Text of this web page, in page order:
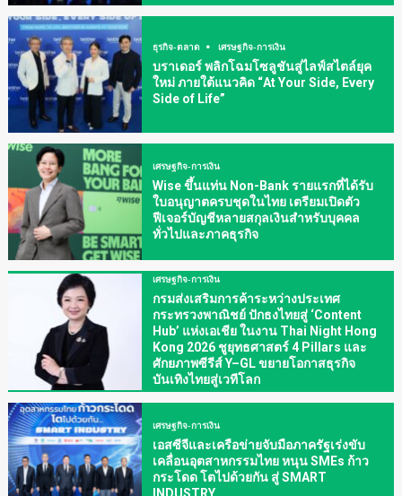
ธุรกิจ-ตลาด เศรษฐกิจ-การเงิน
บราเดอร์ พลิกโฉมโซลูชันสู่ไลฟ์สไตล์ยุค
ใหม่ ภายใต้แนวคิด “At Your Side, Every
Side of Life”
เศรษฐกิจ-การเงิน
Wise ขึ้นแท่น Non-Bank รายแรกที่ได้รับ
ใบอนุญาตครบชุดในไทย เตรียมเปิดตัว
ฟีเจอร์บัญชีหลายสกุลเงินสำหรับบุคคล
ทั่วไปและภาคธุรกิจ
เศรษฐกิจ-การเงิน
กรมส่งเสริมการค้าระหว่างประเทศ
กระทรวงพาณิชย์ ปักธงไทยสู่ ‘Content
Hub’ แห่งเอเชีย ในงาน Thai Night Hong
Kong 2026 ชูยุทธศาสตร์ 4 Pillars และ
ศักยภาพซีรีส์ Y–GL ขยายโอกาสธุรกิจ
บันเทิงไทยสู่เวทีโลก
เศรษฐกิจ-การเงิน
เอสซีจีและเครือข่ายจับมือภาครัฐเร่งขับ
เคลื่อนอุตสาหกรรมไทย หนุน SMEs ก้าว
กระโดด โตไปด้วยกัน สู่ SMART